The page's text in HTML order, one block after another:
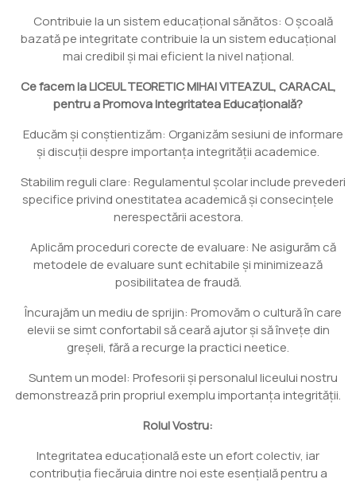
Contribuie la un sistem educațional sănătos: O școală
bazată pe integritate contribuie la un sistem educațional
mai credibil și mai eficient la nivel național.
Ce facem la LICEUL TEORETIC MIHAI VITEAZUL, CARACAL,
pentru a Promova Integritatea Educațională?
Educăm și conștientizăm: Organizăm sesiuni de informare
și discuții despre importanța integrității academice.
Stabilim reguli clare: Regulamentul școlar include prevederi
specifice privind onestitatea academică și consecințele
nerespectării acestora.
Aplicăm proceduri corecte de evaluare: Ne asigurăm că
metodele de evaluare sunt echitabile și minimizează
posibilitatea de fraudă.
Încurajăm un mediu de sprijin: Promovăm o cultură în care
elevii se simt confortabil să ceară ajutor și să învețe din
greșeli, fără a recurge la practici neetice.
Suntem un model: Profesorii și personalul liceului nostru
demonstrează prin propriul exemplu importanța integrității.
Rolul Vostru:
Integritatea educațională este un efort colectiv, iar
contribuția fiecăruia dintre noi este esențială pentru a